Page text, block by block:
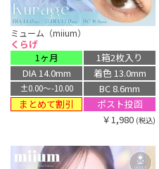
ミューム（miium）
くらげ
1ヶ月
1箱2枚入り
DIA 14.0mm
着色 13.0mm
±0.00〜-10.00
BC 8.6mm
まとめて割引
ポスト投函
￥1,980 (税込)